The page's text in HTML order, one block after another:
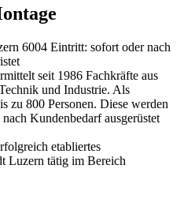
6004 Eintritt: sofort oder nach
seit 1986 Fachkräfte aus
und Industrie. Als
zu 800 Personen. Diese werden
Kundenbedarf ausgerüstet
etabliertes
Luzern tätig im Bereich